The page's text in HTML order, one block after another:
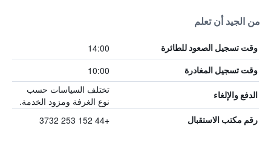
من الجيد أن تعلم
وقت تسجيل الصعود للطائرة 14:00
وقت تسجيل المغادرة 10:00
الدفع والإلغاء
تختلف السياسات حسب
نوع الغرفة ومزود الخدمة.
رقم مكتب الاستقبال +44 152 253 3732